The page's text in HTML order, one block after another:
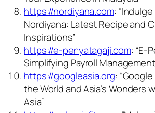
https://nordiyana.com:
Nordiyana: Latest Recipe and
Inspirations”
https://e-penyatagaji.com: “E-
Simplifying Payroll Management
https://googleasia.org:
the World and Asia’s Wonders
Asia”